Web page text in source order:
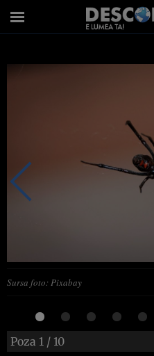
Sursa foto: Pixabay
Poza 1 / 10